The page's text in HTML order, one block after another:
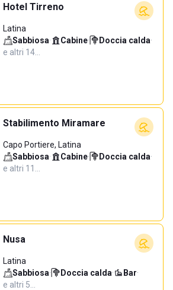
Hotel Tirreno
Latina
Sabbiosa· Cabine· Doccia calda·
e altri 14…
Stabilimento Miramare
Capo Portiere, Latina
Sabbiosa· Cabine· Doccia calda·
e altri 11…
Nusa
Latina
Sabbiosa· Doccia calda· Bar·
e altri 5…